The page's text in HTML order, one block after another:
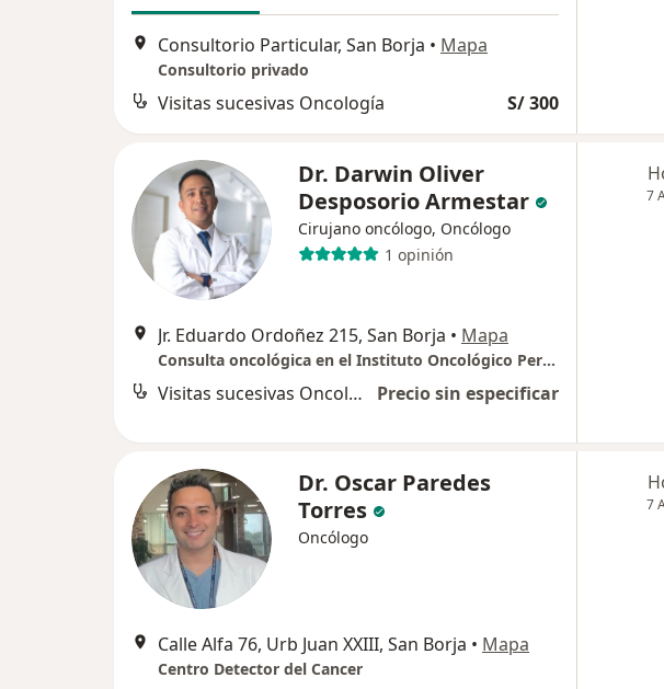
Consultorio Particular, San Borja • Mapa
Consultorio privado
Visitas sucesivas Oncología S/ 300
Dr. Darwin Oliver
Desposorio Armestar
Cirujano oncólogo, Oncólogo
1 opinión
Jr. Eduardo Ordoñez 215, San Borja • Mapa
Consulta oncológica en el Instituto Oncológico Peruano //
Visitas sucesivas Oncología Precio sin especificar
7
Dr. Oscar Paredes
Torres
Oncólogo
Calle Alfa 76, Urb Juan XXIII, San Borja • Mapa
Centro Detector del Cancer
7